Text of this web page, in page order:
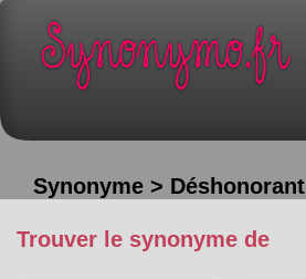
Synonyme > Déshonorant
Trouver le synonyme de